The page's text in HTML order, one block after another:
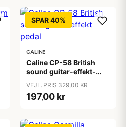
SPAR 40%
CALINE
Caline CP-58 British
sound guitar-effekt-
VEJL. PRIS 329,00 KR
197,00 kr